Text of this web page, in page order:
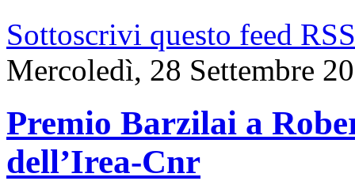
Sottoscrivi questo feed RSS
Mercoledì, 28 Settembre
Premio Barzilai a
dell’Irea-Cnr